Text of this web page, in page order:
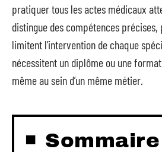
pratiquer tous les actes médicaux
distingue des compétences
limitent l’intervention de chaque
nécessitent un diplôme ou une
même au sein d’un même métier.
Sommaire